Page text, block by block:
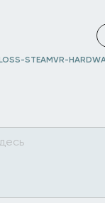
STEAMVR-